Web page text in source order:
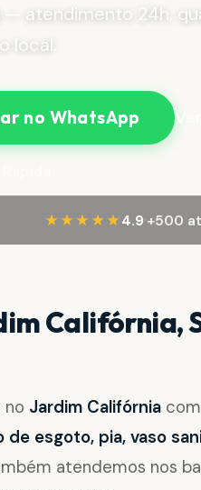
— atendimento 24h,
local.
no WhatsApp
★★★★★ 4.9·+500
Califórnia,
no Jardim Califórnia
esgoto, pia, vaso
atendemos nos